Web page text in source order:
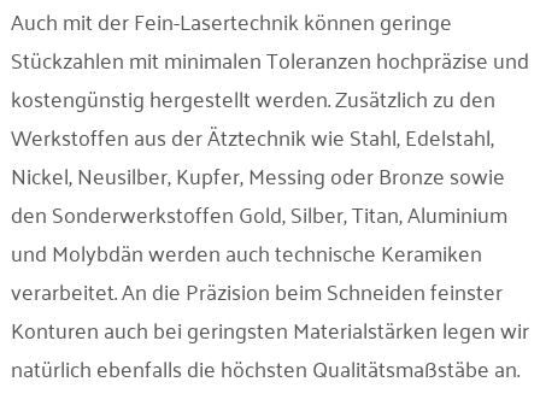
Unternehmen
Kontakt
Auch mit der Fein-Lasertechnik können geringe
Stückzahlen mit minimalen Toleranzen hochpräzise und
kostengünstig hergestellt werden. Zusätzlich zu den
Werkstoffen aus der Ätztechnik wie Stahl, Edelstahl,
Nickel, Neusilber, Kupfer, Messing oder Bronze sowie
den Sonderwerkstoffen Gold, Silber, Titan, Aluminium
und Molybdän werden auch technische Keramiken
verarbeitet. An die Präzision beim Schneiden feinster
Konturen auch bei geringsten Materialstärken legen wir
natürlich ebenfalls die höchsten Qualitätsmaßstäbe an.